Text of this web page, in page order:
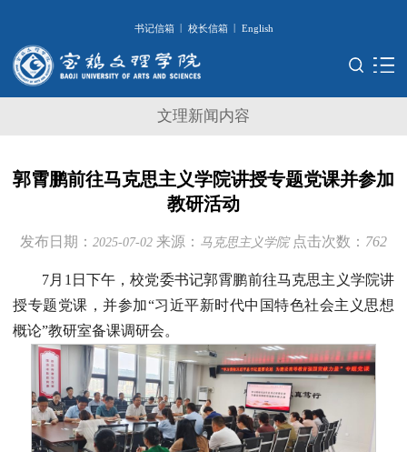
书记信箱 | 校长信箱 | English
文理新闻内容
郭霄鹏前往马克思主义学院讲授专题党课并参加
教研活动
发布日期： 2025-07-02 来源： 马克思主义学院 点击次数： 762
7月1日下午，校党委书记郭霄鹏前往马克思主义学院讲
授专题党课，并参加“习近平新时代中国特色社会主义思想
概论”教研室备课调研会。